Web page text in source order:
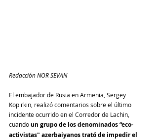
Redacción NOR SEVAN
El embajador de Rusia en Armenia, Sergey
Kopirkin, realizó comentarios sobre el último
incidente ocurrido en el Corredor de Lachin,
cuando un grupo de los denominados “eco-
activistas" azerbaiyanos trató de impedir el